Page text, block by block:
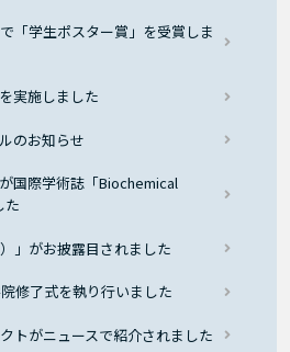
「学生ポスター賞」を受賞しま
実施しました
のお知らせ
国際学術誌「Biochemical
た
」がお披露目されました
修了式を執り行いました
トがニュースで紹介されました